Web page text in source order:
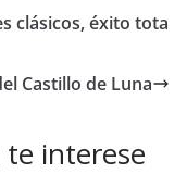
clásicos, éxito tota
Castillo de Luna
interese